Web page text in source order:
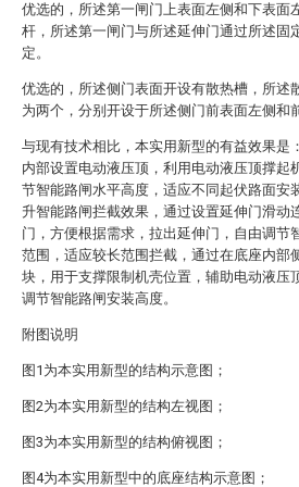
优选的，所述第一闸门上表面左侧和下表面
杆，所述第一闸门与所述延伸门通过所述固
定。
优选的，所述侧门表面开设有散热槽，所述
为两个，分别开设于所述侧门前表面左侧和
与现有技术相比，本实用新型的有益效果是
内部设置电动液压顶，利用电动液压顶撑起
节智能路闸水平高度，适应不同起伏路面安
升智能路闸拦截效果，通过设置延伸门滑动
门，方便根据需求，拉出延伸门，自由调节
范围，适应较长范围拦截，通过在底座内部
块，用于支撑限制机壳位置，辅助电动液压
调节智能路闸安装高度。
附图说明
图1为本实用新型的结构示意图；
图2为本实用新型的结构左视图；
图3为本实用新型的结构俯视图；
图4为本实用新型中的底座结构示意图；